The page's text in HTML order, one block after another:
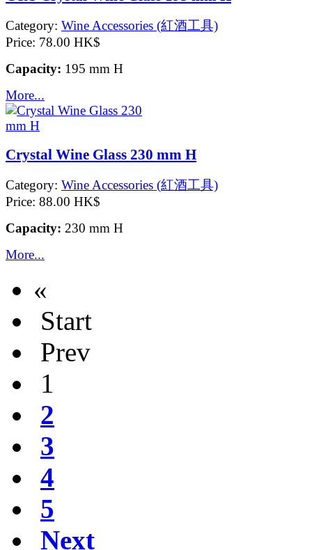
Category: Wine Accessories (紅酒工具)
Price: 78.00 HK$
Capacity: 195 mm H
More...
Crystal Wine Glass 230 mm H
Category: Wine Accessories (紅酒工具)
Price: 88.00 HK$
Capacity: 230 mm H
More...
«
Start
Prev
1
2
3
4
5
Next